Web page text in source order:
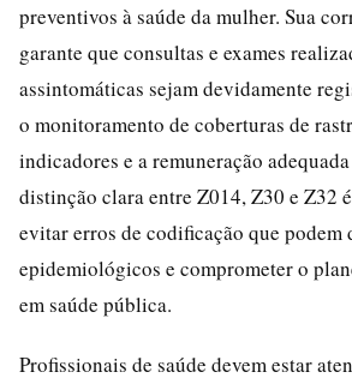
preventivos à saúde da mulher. Sua
garante que consultas e exames
assintomáticas sejam devidamente
o monitoramento de coberturas de
indicadores e a remuneração
distinção clara entre Z014, Z30 e Z32
evitar erros de codificação que podem
epidemiológicos e comprometer o
em saúde pública.
Profissionais de saúde devem estar